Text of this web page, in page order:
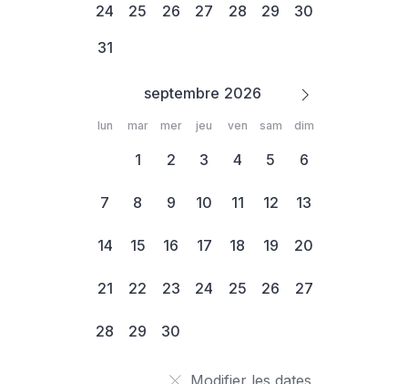
septembre
24
25 26 27 28 29
30
31
lun mar mer jeu ven sam dim
1 2 3 4 5 6
7 8 9 10 11 12 13
14 15 16 17 18 19 20
21 22 23 24 25 26 27
28 29 30
Modifier les dates